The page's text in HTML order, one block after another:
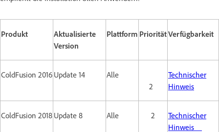
Produkt
Aktualisierte
Version
Plattform PrioritätVerfügbarkeit
ColdFusion 2016 Update 14
Alle
2
Technischer
Hinweis
ColdFusion 2018 Update 8 Alle 2
Technischer
Hinweis